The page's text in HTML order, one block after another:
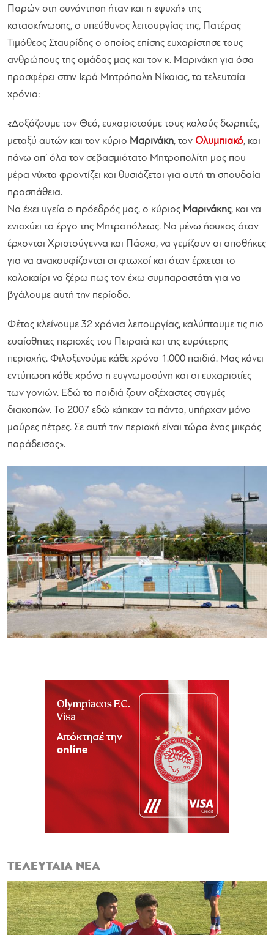
Παρών στη συνάντηση ήταν και η «ψυχή» της
κατασκήνωσης, ο υπεύθυνος λειτουργίας της, Πατέρας
Τιμόθεος Σταυρίδης ο οποίος επίσης ευχαρίστησε τους
ανθρώπους της ομάδας μας και τον κ. Μαρινάκη για όσα
προσφέρει στην Ιερά Μητρόπολη Νίκαιας, τα τελευταία
χρόνια:
«Δοξάζουμε τον Θεό, ευχαριστούμε τους καλούς δωρητές,
μεταξύ αυτών και τον κύριο Μαρινάκη, τον Ολυμπιακό, και
πάνω απ’ όλα τον σεβασμιότατο Μητροπολίτη μας που
μέρα νύχτα φροντίζει και θυσιάζεται για αυτή τη σπουδαία
προσπάθεια.
Να έχει υγεία ο πρόεδρός μας, ο κύριος Μαρινάκης, και να
ενισχύει το έργο της Μητροπόλεως. Να μένω ήσυχος όταν
έρχονται Χριστούγεννα και Πάσχα, να γεμίζουν οι αποθήκες
για να ανακουφίζονται οι φτωχοί και όταν έρχεται το
καλοκαίρι να ξέρω πως τον έχω συμπαραστάτη για να
βγάλουμε αυτή την περίοδο.
Φέτος κλείνουμε 32 χρόνια λειτουργίας, καλύπτουμε τις πιο
ευαίσθητες περιοχές του Πειραιά και της ευρύτερης
περιοχής. Φιλοξενούμε κάθε χρόνο 1.000 παιδιά. Μας κάνει
εντύπωση κάθε χρόνο η ευγνωμοσύνη και οι ευχαριστίες
των γονιών. Εδώ τα παιδιά ζουν αξέχαστες στιγμές
διακοπών. Το 2007 εδώ κάηκαν τα πάντα, υπήρχαν μόνο
μαύρες πέτρες. Σε αυτή την περιοχή είναι τώρα ένας μικρός
παράδεισος».
ΤΕΛΕΥΤΑΙΑ ΝΕΑ